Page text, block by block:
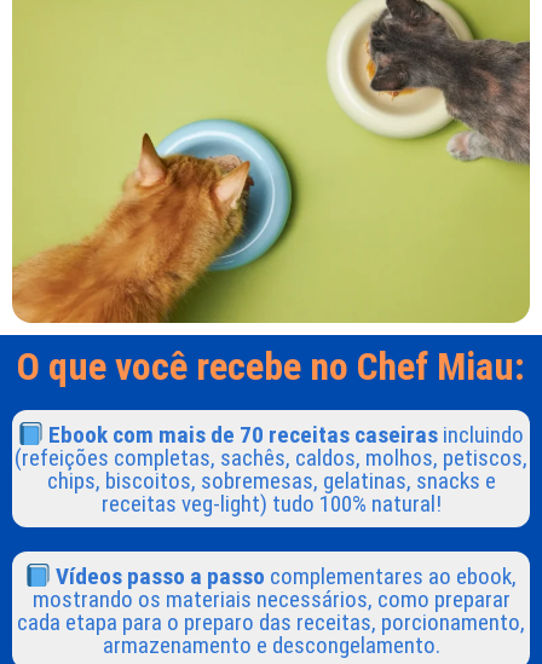
O que você recebe no Chef Miau:
Ebook com mais de 70 receitas caseiras incluindo
(refeições completas, sachês, caldos, molhos, petiscos,
chips, biscoitos, sobremesas, gelatinas, snacks e
receitas veg-light) tudo 100% natural!
Vídeos passo a passo complementares ao ebook,
mostrando os materiais necessários, como preparar
cada etapa para o preparo das receitas, porcionamento,
armazenamento e descongelamento.